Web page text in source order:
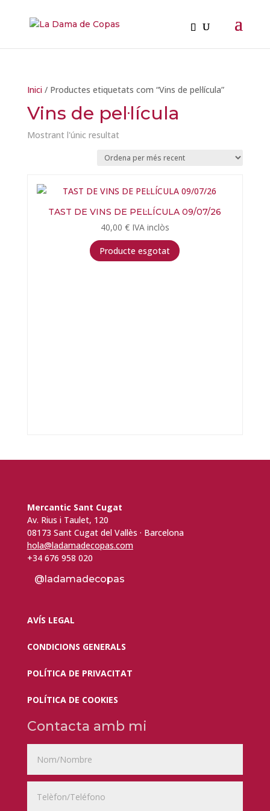
Inici/ Productes etiquetats com “Vins de pel·lícula”
Vins de pel·lícula
Mostrant l'únic resultat
TAST DE VINS DE PEL·LÍCULA 09/07/26
40,00 € IVA inclòs
Producte esgotat
Mercantic Sant Cugat
Av. Rius i Taulet, 120
08173 Sant Cugat del Vallès · Barcelona
hola@ladamadecopas.com
+34 676 958 020
@ladamadecopas
AVÍS LEGAL
CONDICIONS GENERALS
POLÍTICA DE PRIVACITAT
POLÍTICA DE COOKIES
Contacta amb mi